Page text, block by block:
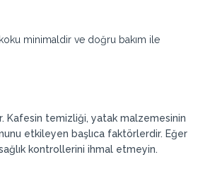
minimaldir ve doğru bakım ile
Kafesin temizliği, yatak malzemesinin
etkileyen başlıca faktörlerdir. Eğer
kontrollerini ihmal etmeyin.